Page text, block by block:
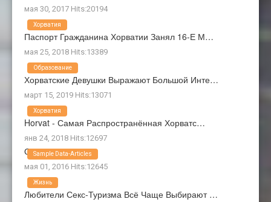
мая 30, 2017 Hits:20194
Паспорт Гражданина Хорватии Занял 16-Е М…
мая 25, 2018 Hits:13389
Хорватия
Хорватские Девушки Выражают Большой Инте…
март 15, 2019 Hits:13071
Образование
Horvat - Самая Распространённая Хорватс…
янв 24, 2018 Hits:12697
Хорватия
О Нас
мая 01, 2016 Hits:12645
Sample Data-Articles
Любители Секс-Туризма Всё Чаще Выбирают …
Жизнь